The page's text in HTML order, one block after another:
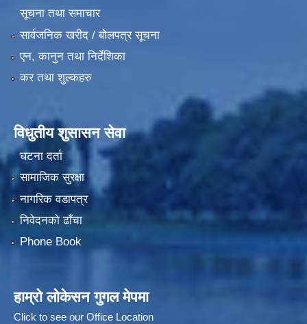
सूचना तथा समाचार
सार्वजनिक खरीद / बोलपत्र सूचना
एन, कानुन तथा निर्देशिका
कर तथा शुल्कहरु
विधुतीय शुसासन सेवा
घटना दर्ता
सामाजिक सुरक्षा
नागरिक वडापत्र
निवेदनको ढाँचा
Phone Book
हाम्रो लोकेसन गुगल मेपमा
Click to see our Office Location